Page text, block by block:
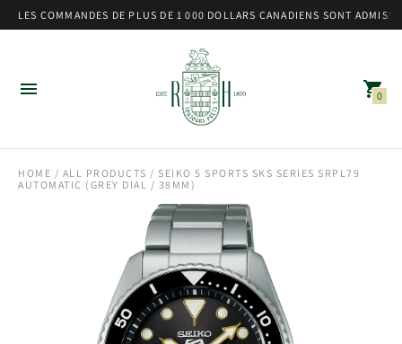
LES COMMANDES DE PLUS DE 1 000 DOLLARS CANADIENS SONT
0
HOME / ALL PRODUCTS / SEIKO 5 SPORTS SKS SERIES SRPL79
AUTOMATIC (GREY DIAL / 38MM)